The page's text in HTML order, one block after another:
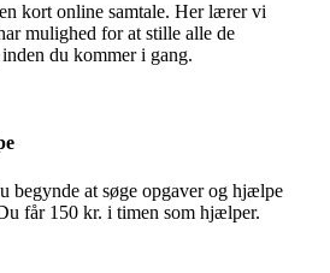
kort online samtale. Her lærer vi
mulighed for at stille alle de
du kommer i gang.
begynde at søge opgaver og hjælpe
får 150 kr. i timen som hjælper.